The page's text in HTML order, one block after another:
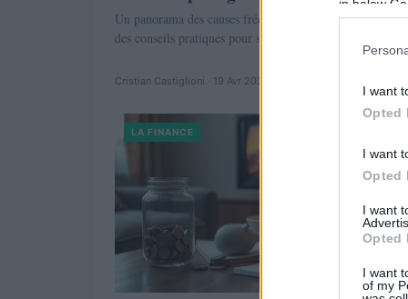
in below
I want
Opted
I want
Opted
I want
Opted
I want
of my
Un panorama des causes fréquentes de perte de richesse
des conseils pratiques pour sécuriser son capital
Cristian Castiglioni · 19 Avr 2026
LA FINANCE